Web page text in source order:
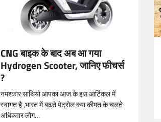
CNG बाइक के बाद अब आ गया
Hydrogen Scooter, जानिए फीचर्स
?
नमश्कार साथियो आपका आज के इस आर्टिकल में
स्वागत है ,भारत में बढ़ते पेट्रोल क्या कीमत के चलते
अधिकतर लोग…